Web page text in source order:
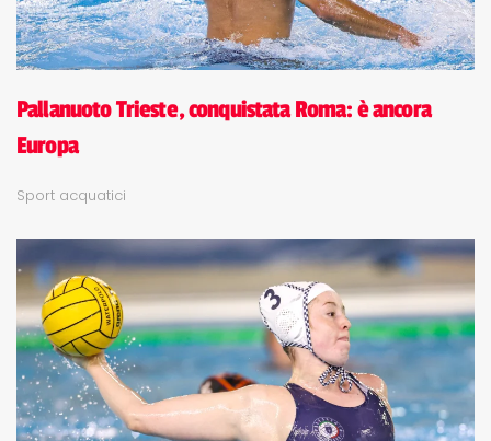
Pallanuoto Trieste, conquistata Roma: è ancora
Europa
Sport acquatici